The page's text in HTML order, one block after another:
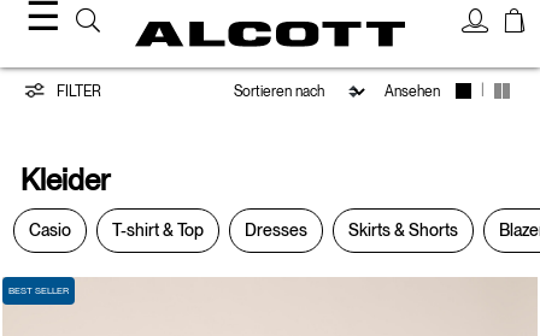
☰
Kleider
FILTER Ansehen
Kleider
Casio T-shirt & Top Dresses Skirts & Shorts
BEST SELLER